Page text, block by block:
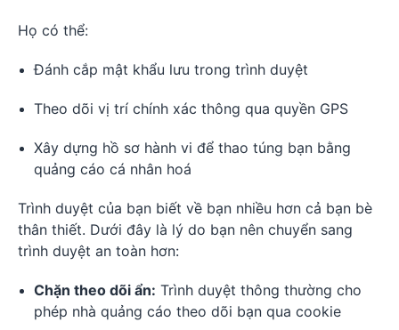
Họ có thể:
Đánh cắp mật khẩu lưu trong trình duyệt
Theo dõi vị trí chính xác thông qua quyền GPS
Xây dựng hồ sơ hành vi để thao túng bạn bằng
quảng cáo cá nhân hoá
Trình duyệt của bạn biết về bạn nhiều hơn cả bạn bè
thân thiết. Dưới đây là lý do bạn nên chuyển sang
trình duyệt an toàn hơn:
Chặn theo dõi ẩn: Trình duyệt thông thường cho
phép nhà quảng cáo theo dõi bạn qua cookie